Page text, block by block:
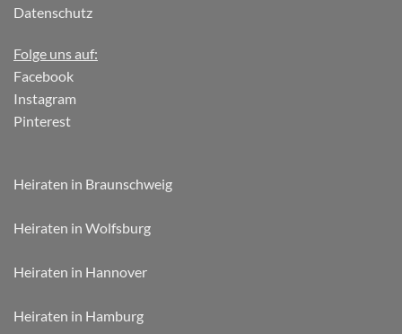
Datenschutz
Folge uns auf:
Facebook
Instagram
Pinterest
Heiraten in Braunschweig
Heiraten in Wolfsburg
Heiraten in Hannover
Heiraten in Hamburg